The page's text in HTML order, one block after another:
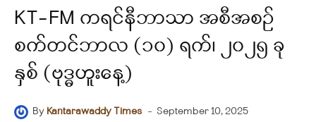
KT-FM ကရင်နီဘာသာ အစီအစဉ်
စက်တင်ဘာလ (၁၀) ရက်၊ ၂၀၂၅ ခု
နှစ် (ဗုဒ္ဓဟူးနေ့)
By Kantarawaddy Times - September 10, 2025